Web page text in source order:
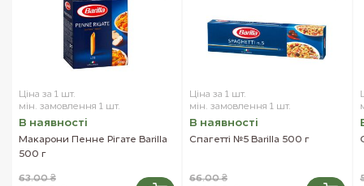
Ціна за 1 шт.
мін. замовлення 1 шт.
В наявностi
Макарони Пенне Рігате Barilla
500 г
63.00 ₴
Ціна за 1 шт.
мін. замовлення 1 шт.
В наявностi
Спагетті №5 Barilla 500 г
66.00 ₴